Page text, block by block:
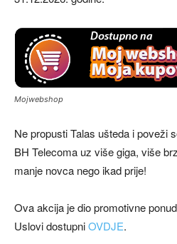
Mojwebshop
Ne propusti Talas ušteda i poveži
BH Telecoma uz više giga, više
manje novca nego ikad prije!
Ova akcija je dio promotivne
Uslovi dostupniOVDJE.